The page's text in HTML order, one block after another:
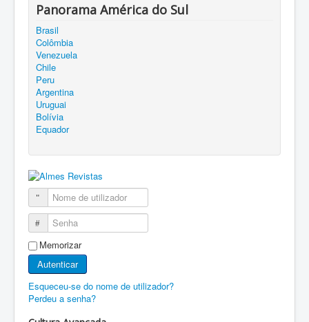
Panorama América do Sul
Brasil
Colômbia
Venezuela
Chile
Peru
Argentina
Uruguai
Bolívia
Equador
Nome de utilizador
Senha
Memorizar
Autenticar
Esqueceu-se do nome de utilizador?
Perdeu a senha?